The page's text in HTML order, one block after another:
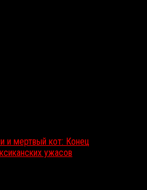
и мертвый кот: Конец
ужасов